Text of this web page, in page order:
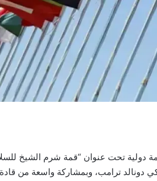
بعد ظهر اليوم الإثنين 13 أكتوبر 2025، قمة دولية تحت
دونالد ترامب، وبمشاركة واسعة من